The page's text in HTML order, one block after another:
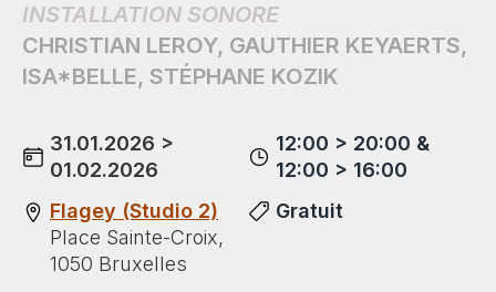
INSTALLATION SONORE
CHRISTIAN LEROY, GAUTHIER KEYAERTS,
ISA*BELLE, STÉPHANE KOZIK
31.01.2026 >
01.02.2026
Flagey (Studio 2)
Place Sainte-Croix,
1050 Bruxelles
12:00 > 20:00 &
12:00 > 16:00
Gratuit